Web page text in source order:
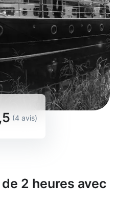
(4 avis)
2 heures avec